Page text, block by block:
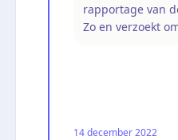
rapportage van
Zo en verzoekt
14 december 2022